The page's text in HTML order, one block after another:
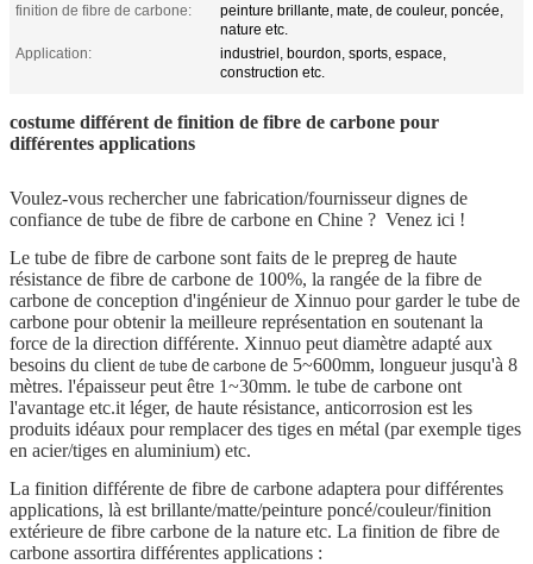
finition de fibre de carbone:
peinture brillante, mate, de couleur, poncée,
nature etc.
Application:
industriel, bourdon, sports, espace,
construction etc.
costume différent de finition de fibre de carbone pour
différentes applications
Voulez-vous rechercher une fabrication/fournisseur dignes de
confiance de tube de fibre de carbone en Chine ? Venez ici !
Le tube de fibre de carbone sont faits de le prepreg de haute
résistance de fibre de carbone de 100%, la rangée de la fibre de
carbone de conception d'ingénieur de Xinnuo pour garder le tube de
carbone pour obtenir la meilleure représentation en soutenant la
force de la direction différente. Xinnuo peut diamètre adapté aux
besoins du client de tube de carbone de 5~600mm, longueur jusqu'à 8
mètres. l'épaisseur peut être 1~30mm. le tube de carbone ont
l'avantage etc.it léger, de haute résistance, anticorrosion est les
produits idéaux pour remplacer des tiges en métal (par exemple tiges
en acier/tiges en aluminium) etc.
La finition différente de fibre de carbone adaptera pour différentes
applications, là est brillante/matte/peinture poncé/couleur/finition
extérieure de fibre carbone de la nature etc. La finition de fibre de
carbone assortira différentes applications :